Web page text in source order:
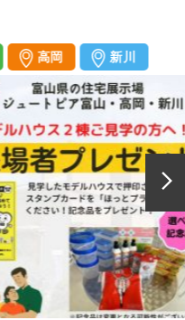
新川